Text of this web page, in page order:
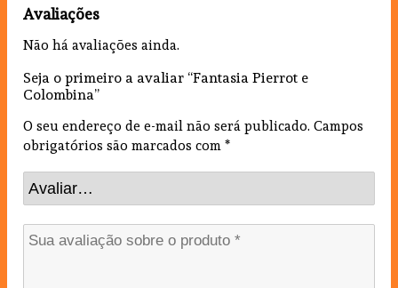
Avaliações
Não há avaliações ainda.
Seja o primeiro a avaliar “Fantasia Pierrot e
Colombina”
O seu endereço de e-mail não será publicado. Campos
obrigatórios são marcados com *